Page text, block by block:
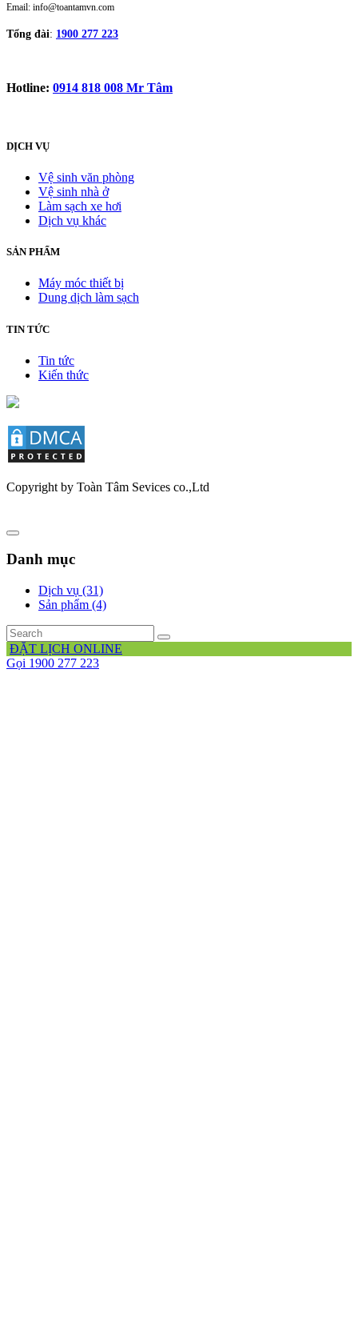
Email: info@toantamvn.com
Tổng đài: 1900 277 223
Hotline: 0914 818 008 Mr Tâm
DỊCH VỤ
Vệ sinh văn phòng
Vệ sinh nhà ở
Làm sạch xe hơi
Dịch vụ khác
SẢN PHẨM
Máy móc thiết bị
Dung dịch làm sạch
TIN TỨC
Tin tức
Kiến thức
Copyright by Toàn Tâm Sevices co.,Ltd
Danh mục
Dịch vụ (31)
Sản phẩm (4)
ĐẶT LỊCH ONLINE
Gọi 1900 277 223